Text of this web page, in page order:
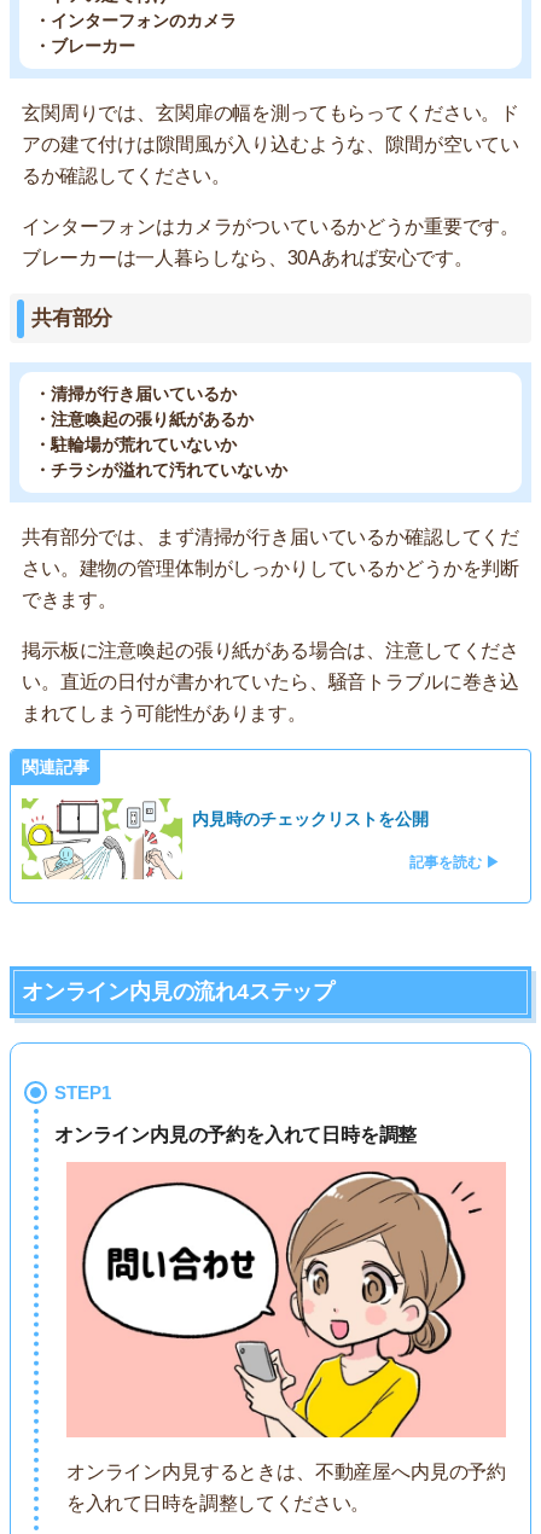
・インターフォンのカメラ
・ブレーカー
玄関周りでは、玄関扉の幅を測ってもらってください。ド
アの建て付けは隙間風が入り込むような、隙間が空いてい
るか確認してください。
インターフォンはカメラがついているかどうか重要です。
ブレーカーは一人暮らしなら、30Aあれば安心です。
共有部分
・清掃が行き届いているか
・注意喚起の張り紙があるか
・駐輪場が荒れていないか
・チラシが溢れて汚れていないか
共有部分では、まず清掃が行き届いているか確認してくだ
さい。建物の管理体制がしっかりしているかどうかを判断
できます。
掲示板に注意喚起の張り紙がある場合は、注意してくださ
い。直近の日付が書かれていたら、騒音トラブルに巻き込
まれてしまう可能性があります。
関連記事
内見時のチェックリストを公開
記事を読む ▶
オンライン内見の流れ4ステップ
STEP1
オンライン内見の予約を入れて日時を調整
オンライン内見するときは、不動産屋へ内見の予約
を入れて日時を調整してください。